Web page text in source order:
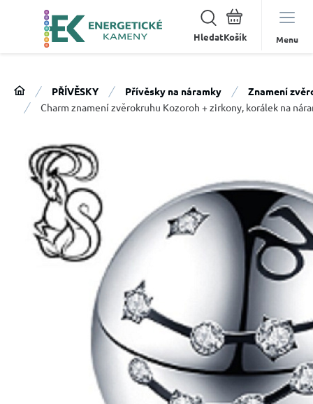
Hledat Menu
PŘÍVĚSKY Přívěsky na náramky
Znamení
Charm znamení zvěrokruhu Kozoroh + zirkony, korálek na